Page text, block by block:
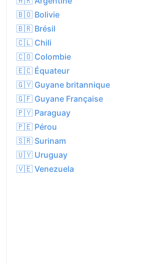
🇧🇴 Bolivie
🇧🇷 Brésil
🇨🇱 Chili
🇨🇴 Colombie
🇪🇨 Équateur
🇬🇾 Guyane britannique
🇬🇫 Guyane Française
🇵🇾 Paraguay
🇵🇪 Pérou
🇸🇷 Surinam
🇺🇾 Uruguay
🇻🇪 Venezuela